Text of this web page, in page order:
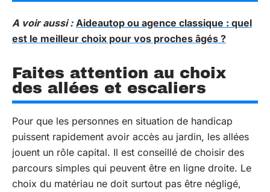
A voir aussi : Aideautop ou agence classique : quel
est le meilleur choix pour vos proches âgés ?
Faites attention au choix
des allées et escaliers
Pour que les personnes en situation de handicap
puissent rapidement avoir accès au jardin, les allées
jouent un rôle capital. Il est conseillé de choisir des
parcours simples qui peuvent être en ligne droite. Le
choix du matériau ne doit surtout pas être négligé,